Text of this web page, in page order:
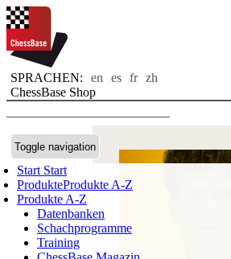
SPRACHEN: en es fr zh
ChessBase Shop
Toggle navigation
Start Start
ProdukteProdukte A-Z
Produkte A-Z
Datenbanken
Schachprogramme
Training